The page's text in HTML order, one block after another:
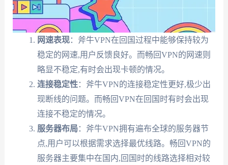
网速表现：斧牛VPN在回国过程中能够保持较为
稳定的网速,用户反馈良好。而畅回VPN的网速则
略显不稳定,有时会出现卡顿的情况。
连接稳定性：斧牛VPN的连接稳定性更好,极少出
现断线的问题。而畅回VPN在回国时有时会出现
连接不稳定的情况。
服务器布局：斧牛VPN拥有遍布全球的服务器节
点,用户可以根据需求选择最优线路。畅回VPN的
服务器主要集中在国内,回国时的线路选择相对较